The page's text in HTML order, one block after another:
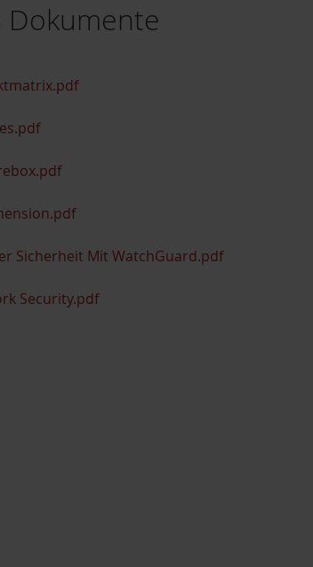
Dokumente
Sicherheit Mit WatchGuard.pdf
Security.pdf